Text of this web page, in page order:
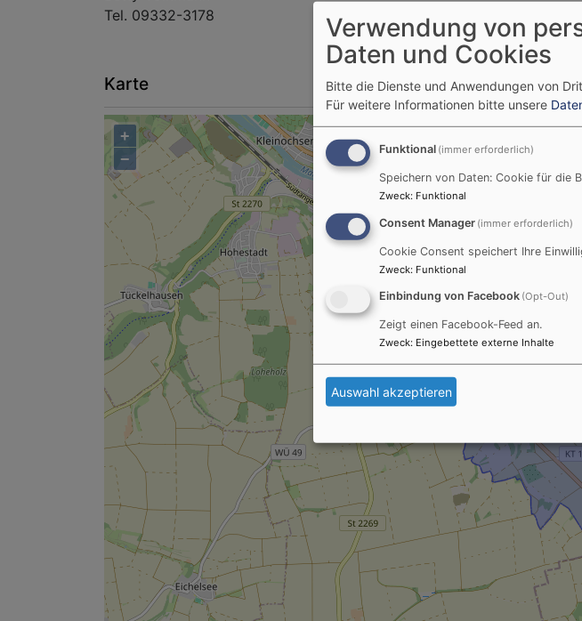
Tel. 09332-3178
Karte
+
−
Verwendung von
Daten und Cookies
Bitte die Dienste und Anwendungen von
Für weitere Informationen bitte unsere
Funktional (immer erforderlich)
Speichern von Daten: Cookie für die
Zweck: Funktional
Consent Manager (immer erforderlich)
Cookie Consent speichert Ihre
Zweck: Funktional
Einbindung von Facebook (Opt-Out)
Zeigt einen Facebook-Feed an.
Zweck: Eingebettete externe Inhalte
Auswahl akzeptieren